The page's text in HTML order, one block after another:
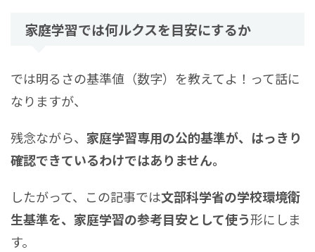
家庭学習では何ルクスを目安にするか
では明るさの基準値（数字）を教えてよ！って話に
なりますが、
残念ながら、 家庭学習専用の公的基準が、はっきり
確認できているわけではありません。
したがって、この記事では文部科学省の学校環境衛
生基準を、家庭学習の参考目安として使う形にしま
す。